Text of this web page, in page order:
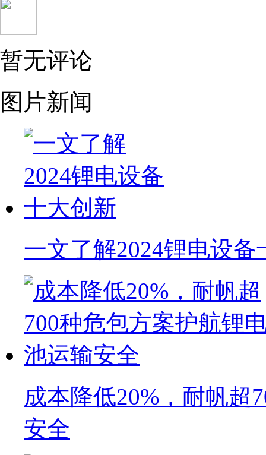
暂无评论
图片新闻
一文了解2024锂电设备
成本降低20%，耐帆超
安全